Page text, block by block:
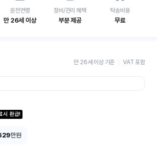
운전연령
만 26세 이상
정비/관리 혜택
부분 제공
탁송비용
무료
만 26세 이상 기준 VAT 포함
시 환급!
만원